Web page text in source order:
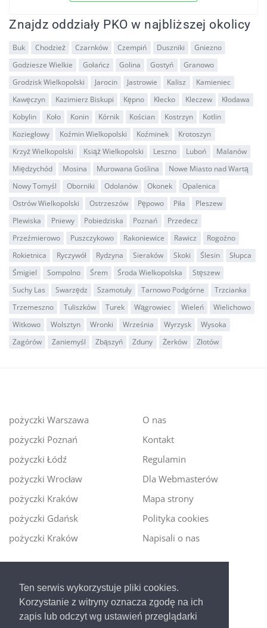
Ten serwis wykorzystuje pliki cookies.
Korzystanie z witryny oznacza zgodę na ich
zapis lub odczyt wg ustawień przeglądarki
Znajdz oddziały PKO w najbliższej okolicy
Buk Chodzież Czarnków Czempiń Duszniki
Gniezno
Godziesze Wielkie
Gołańcz Golina Gostyń
Granowo
Grodzisk Wielkopolski
Jarocin Jastrowie Kalisz
Kamieniec
Kawęczyn
Kazimierz Biskupi Kępno Kłecko Kleczew
Kłodawa
Kobylin
Koło Konin Kórnik Kościan Kostrzyn
Kotlin
Koziegłowy
Koźmin Wielkopolski Koźminek
Krotoszyn
Krzyż Wielkopolski
Książ Wielkopolski Leszno Luboń
Malanów
Międzychód
Mosina Murowana Goślina
Nowe Miasto nad Wartą
Nowy Tomyśl
Oborniki Odolanów Okonek
Opalenica
Ostrów Wielkopolski
Ostrzeszów Pępowo Piła
Pleszew
Plewiska
Pniewy Pobiedziska Poznań
Przedecz
Przeźmierowo
Puszczykowo Rakoniewice Rawicz
Rogoźno
Rokietnica
Ryczywół Rydzyna Sieraków Skoki Ślesin
Słupca
Śmigiel
Sompolno Śrem Środa Wielkopolska
Stęszew
Suchy Las
Swarzędz Szamotuły Tarnowo Podgórne
Trzcianka
Trzemeszno
Tuliszków Turek Wągrowiec Wieleń
Wielichowo
Witkowo
Wolsztyn Wronki Września Wyrzysk
Wysoka
Zagórów
Zaniemyśl Zbąszyń Zduny Żerków Złotów
pożyczki Warszawa
pożyczki Poznań
pożyczki Łódź
pożyczki Wrocław
pożyczki Kraków
pożyczki Gdańsk
pożyczki Kraków
O nas
Kontakt
Regulamin
Dla Webmasterów
Mapa strony
Polityka cookies
Napisali o nas
Ekspert kredytowy online - nowa era szybkiego i
bezpiecznego pożyczania!